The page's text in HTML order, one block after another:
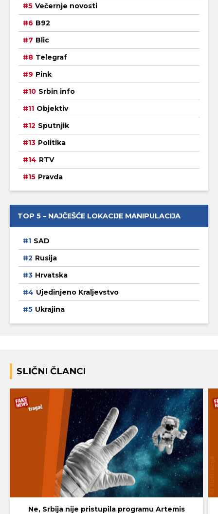
Večernje novosti
B92
Blic
Telegraf
Pink
Srbin info
Objektiv
Sputnjik
Politika
RTV
Pravda
TOP 5 – NAJČEŠĆE LOKACIJE MANIPULACIJA
SAD
Rusija
Hrvatska
Ujedinjeno Kraljevstvo
Ukrajina
SLIČNI ČLANCI
Ne, Srbija nije pristupila programu Artemis